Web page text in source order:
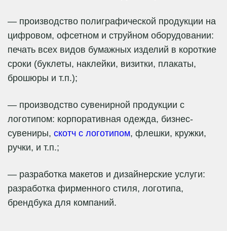
— производство полиграфической продукции на
цифровом, офсетном и струйном оборудовании:
печать всех видов бумажных изделий в короткие
сроки (буклеты, наклейки, визитки, плакаты,
брошюры и т.п.);
— производство сувенирной продукции с
логотипом: корпоративная одежда, бизнес-
сувениры, скотч с логотипом, флешки, кружки,
ручки, и т.п.;
— разработка макетов и дизайнерские услуги:
разработка фирменного стиля, логотипа,
брендбука для компаний.